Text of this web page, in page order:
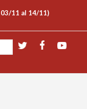
11 al 14/11)